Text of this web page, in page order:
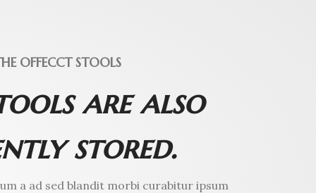
OFFECCT STOOLS
are also
stored.
a ad sed blandit morbi curabitur ipsum